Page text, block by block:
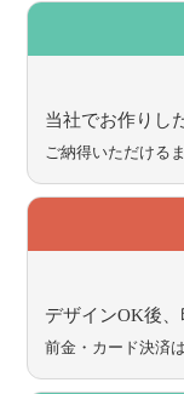
当社でお作りし
ご納得いただける
デザインOK後、
前金・カード決済